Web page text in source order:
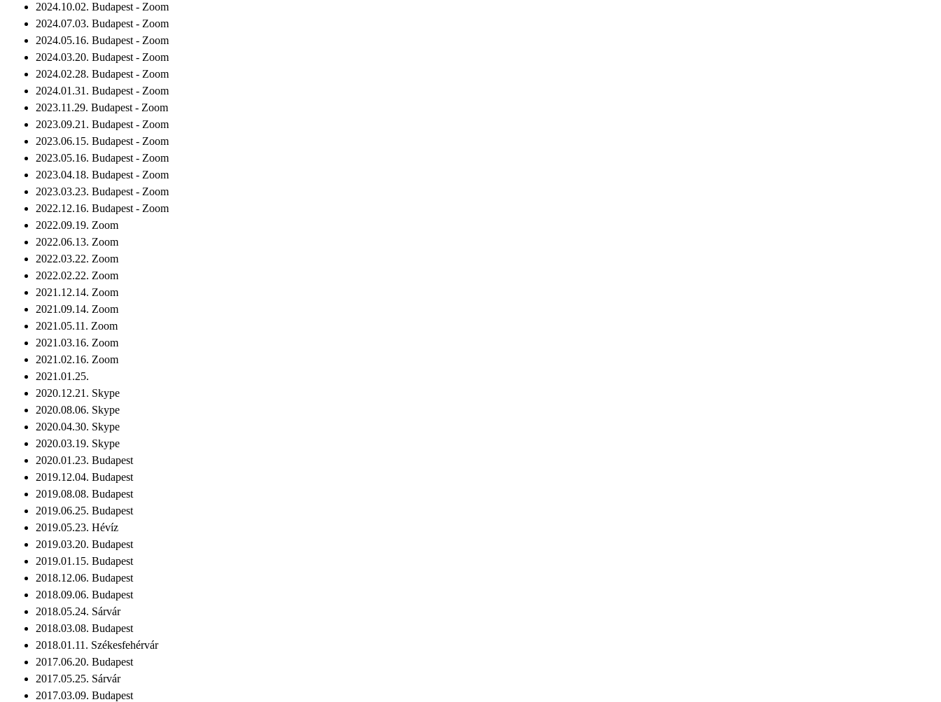
2024.10.02. Budapest - Zoom
2024.07.03. Budapest - Zoom
2024.05.16. Budapest - Zoom
2024.03.20. Budapest - Zoom
2024.02.28. Budapest - Zoom
2024.01.31. Budapest - Zoom
2023.11.29. Budapest - Zoom
2023.09.21. Budapest - Zoom
2023.06.15. Budapest - Zoom
2023.05.16. Budapest - Zoom
2023.04.18. Budapest - Zoom
2023.03.23. Budapest - Zoom
2022.12.16. Budapest - Zoom
2022.09.19. Zoom
2022.06.13. Zoom
2022.03.22. Zoom
2022.02.22. Zoom
2021.12.14. Zoom
2021.09.14. Zoom
2021.05.11. Zoom
2021.03.16. Zoom
2021.02.16. Zoom
2021.01.25.
2020.12.21. Skype
2020.08.06. Skype
2020.04.30. Skype
2020.03.19. Skype
2020.01.23. Budapest
2019.12.04. Budapest
2019.08.08. Budapest
2019.06.25. Budapest
2019.05.23. Hévíz
2019.03.20. Budapest
2019.01.15. Budapest
2018.12.06. Budapest
2018.09.06. Budapest
2018.05.24. Sárvár
2018.03.08. Budapest
2018.01.11. Székesfehérvár
2017.06.20. Budapest
2017.05.25. Sárvár
2017.03.09. Budapest